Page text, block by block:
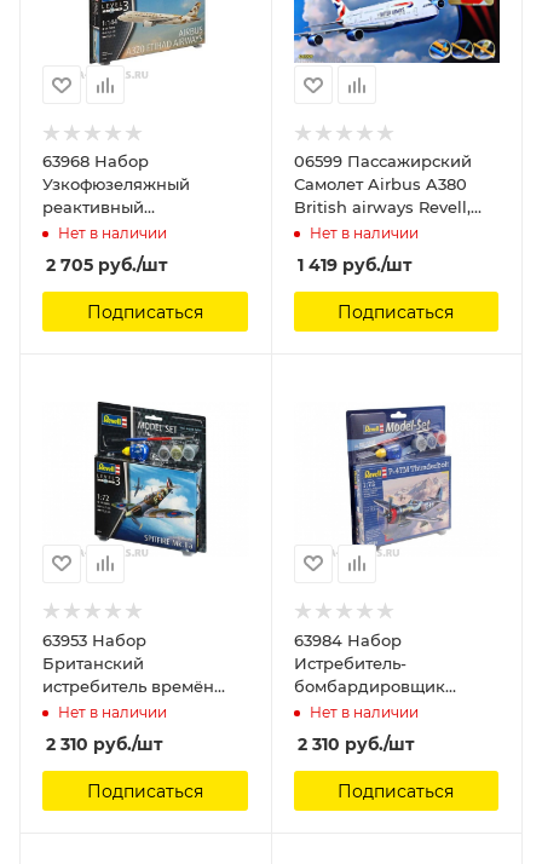
63968 Набор
Узкофюзеляжный
реактивный
пассажирский самолёт
Airbus A320
авиакомпании Etihad
Airways Revell, 1/144
Нет в наличии
2 705 руб./шт
Подписаться
06599 Пассажирский
Самолет Airbus A380
British airways Revell,
1/288
Нет в наличии
1 419руб./шт
Подписаться
63953 Набор
Британский
истребитель времён
Второй мировой войны
Spitfire Mk. IIa Revell,
1/72
Нет в наличии
2 310 руб./шт
Подписаться
63984 Набор
Истребитель-
бомбардировщик
Рипаблик P-47
«Тандерболт», ВВС США
времен Второй
Мировой Войны Revell,
Нет в наличии
2 310 руб./шт
Подписаться